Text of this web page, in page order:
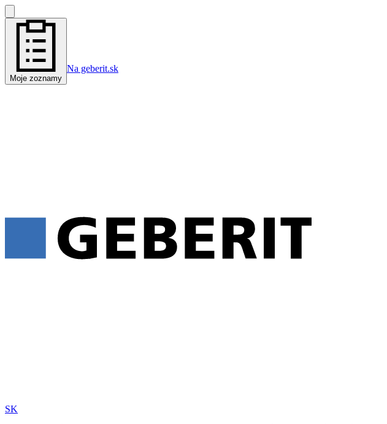
Moje zoznamy
Na geberit.sk
SK